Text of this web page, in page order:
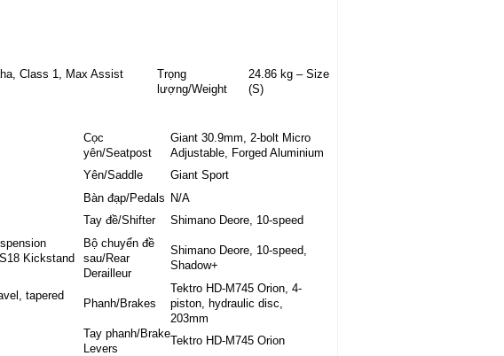
Class 1, Max Assist
Trọng
lượng/Weight
24.86 kg – Size
(S)
Cọc
yên/Seatpost
Giant 30.9mm, 2-bolt Micro
Adjustable, Forged Aluminium
Yên/Saddle
Giant Sport
Bàn đạp/Pedals N/A
Tay đề/Shifter Shimano Deore, 10-speed
Kickstand
Bộ chuyển đề
sau/Rear
Derailleur
Shimano Deore, 10-speed,
Shadow+
tapered
Phanh/Brakes
Tektro HD-M745 Orion, 4-
piston, hydraulic disc,
203mm
Tay phanh/Brake
Levers
Tektro HD-M745 Orion